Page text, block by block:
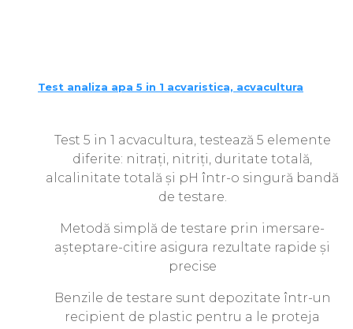
Test analiza apa 5 in 1 acvaristica, acvacultura
Test 5 in 1 acvacultura, testează 5 elemente
diferite: nitrați, nitriți, duritate totală,
alcalinitate totală și pH într-o singură bandă
de testare.
Metodă simplă de testare prin imersare-
așteptare-citire asigura rezultate rapide și
precise
Benzile de testare sunt depozitate într-un
recipient de plastic pentru a le proteja